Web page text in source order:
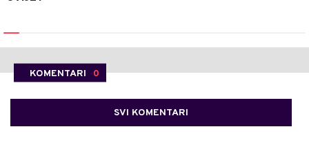
KOMENTARI 0
SVI KOMENTARI